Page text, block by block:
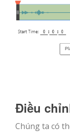
Điều
Chúng ta có